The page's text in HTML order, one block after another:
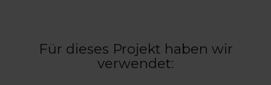
Für dieses Projekt haben wir
verwendet: